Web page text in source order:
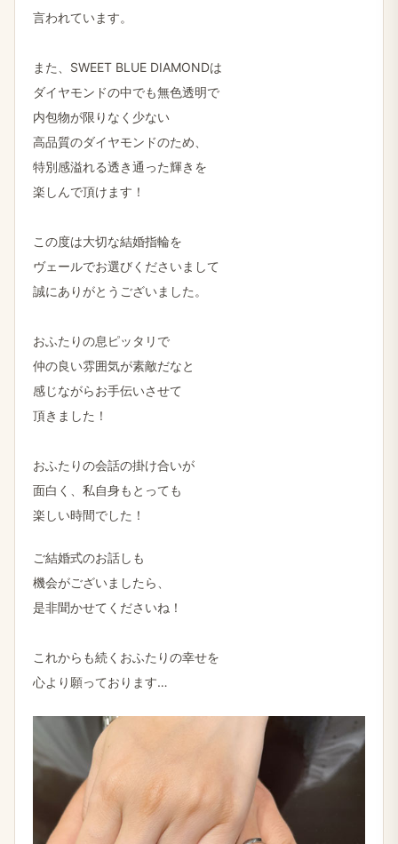
言われています。
また、SWEET BLUE DIAMONDは
ダイヤモンドの中でも無色透明で
内包物が限りなく少ない
高品質のダイヤモンドのため、
特別感溢れる透き通った輝きを
楽しんで頂けます！
この度は大切な結婚指輪を
ヴェールでお選びくださいまして
誠にありがとうございました。
おふたりの息ピッタリで
仲の良い雰囲気が素敵だなと
感じながらお手伝いさせて
頂きました！
おふたりの会話の掛け合いが
面白く、私自身もとっても
楽しい時間でした！
ご結婚式のお話しも
機会がございましたら、
是非聞かせてくださいね！
これからも続くおふたりの幸せを
心より願っております…